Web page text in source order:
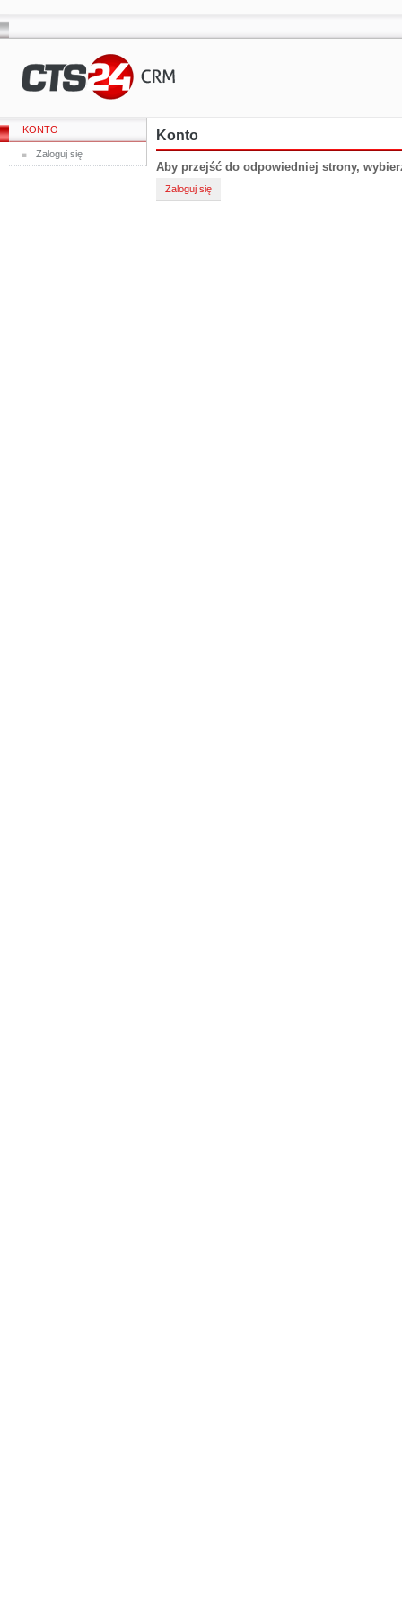
KONTO
Zaloguj się
Konto
Aby przejść do odpowiedniej strony,
Zaloguj się